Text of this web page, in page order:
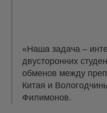
«Наша задача –
двусторонних
обменов между
Китая и
Филимонов.